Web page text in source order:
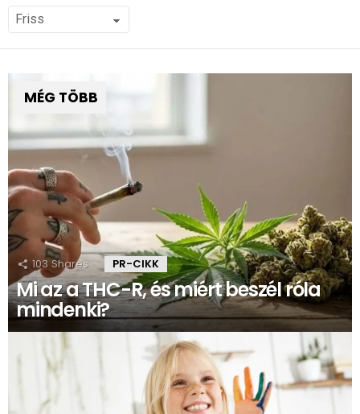
MÉG TÖBB
103 Shares PR-CIKK
Mi az a THC-R, és miért beszél róla
mindenki?